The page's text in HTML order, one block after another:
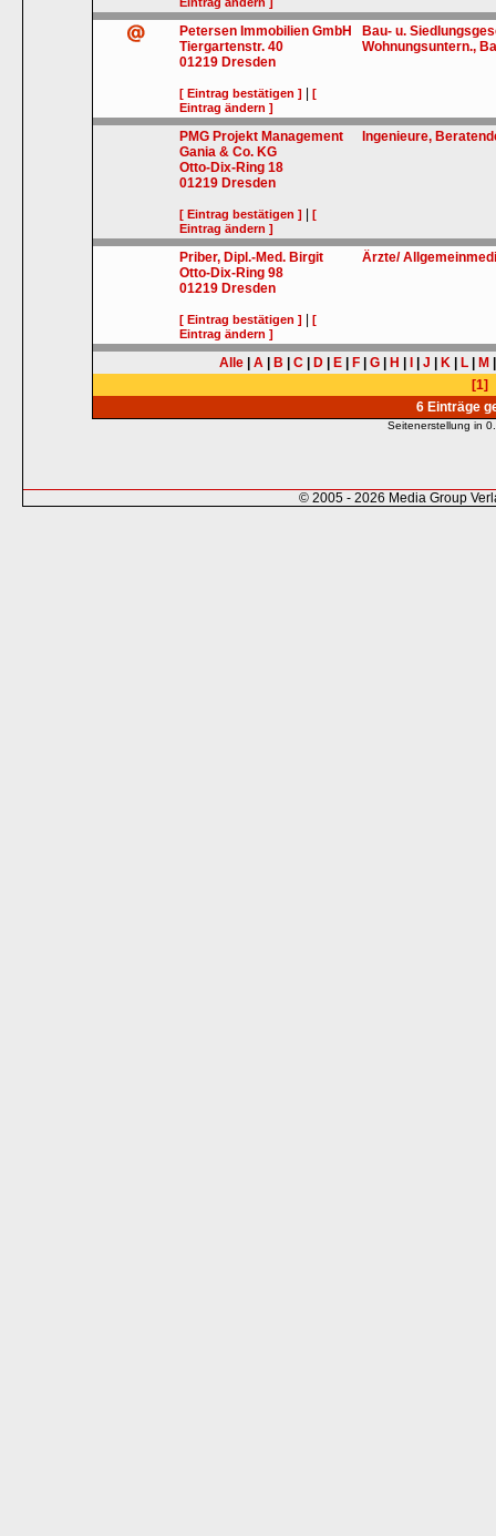
Petersen Immobilien GmbH
Tiergartenstr. 40
01219 Dresden
[ Eintrag bestätigen ] |[
Eintrag ändern ]
Bau- u.
Wohnungsuntern.,
PMG Projekt Management
Gania & Co. KG
Otto-Dix-Ring 18
01219 Dresden
[ Eintrag bestätigen ] |[
Eintrag ändern ]
Ingenieure,
Priber, Dipl.-Med. Birgit
Otto-Dix-Ring 98
01219 Dresden
[ Eintrag bestätigen ] |[
Eintrag ändern ]
Ärzte/
Alle A B C D E F G H J K L M
[1]
6 Einträge
Seitenerstellung in
© 2005 - 2026 Media Group